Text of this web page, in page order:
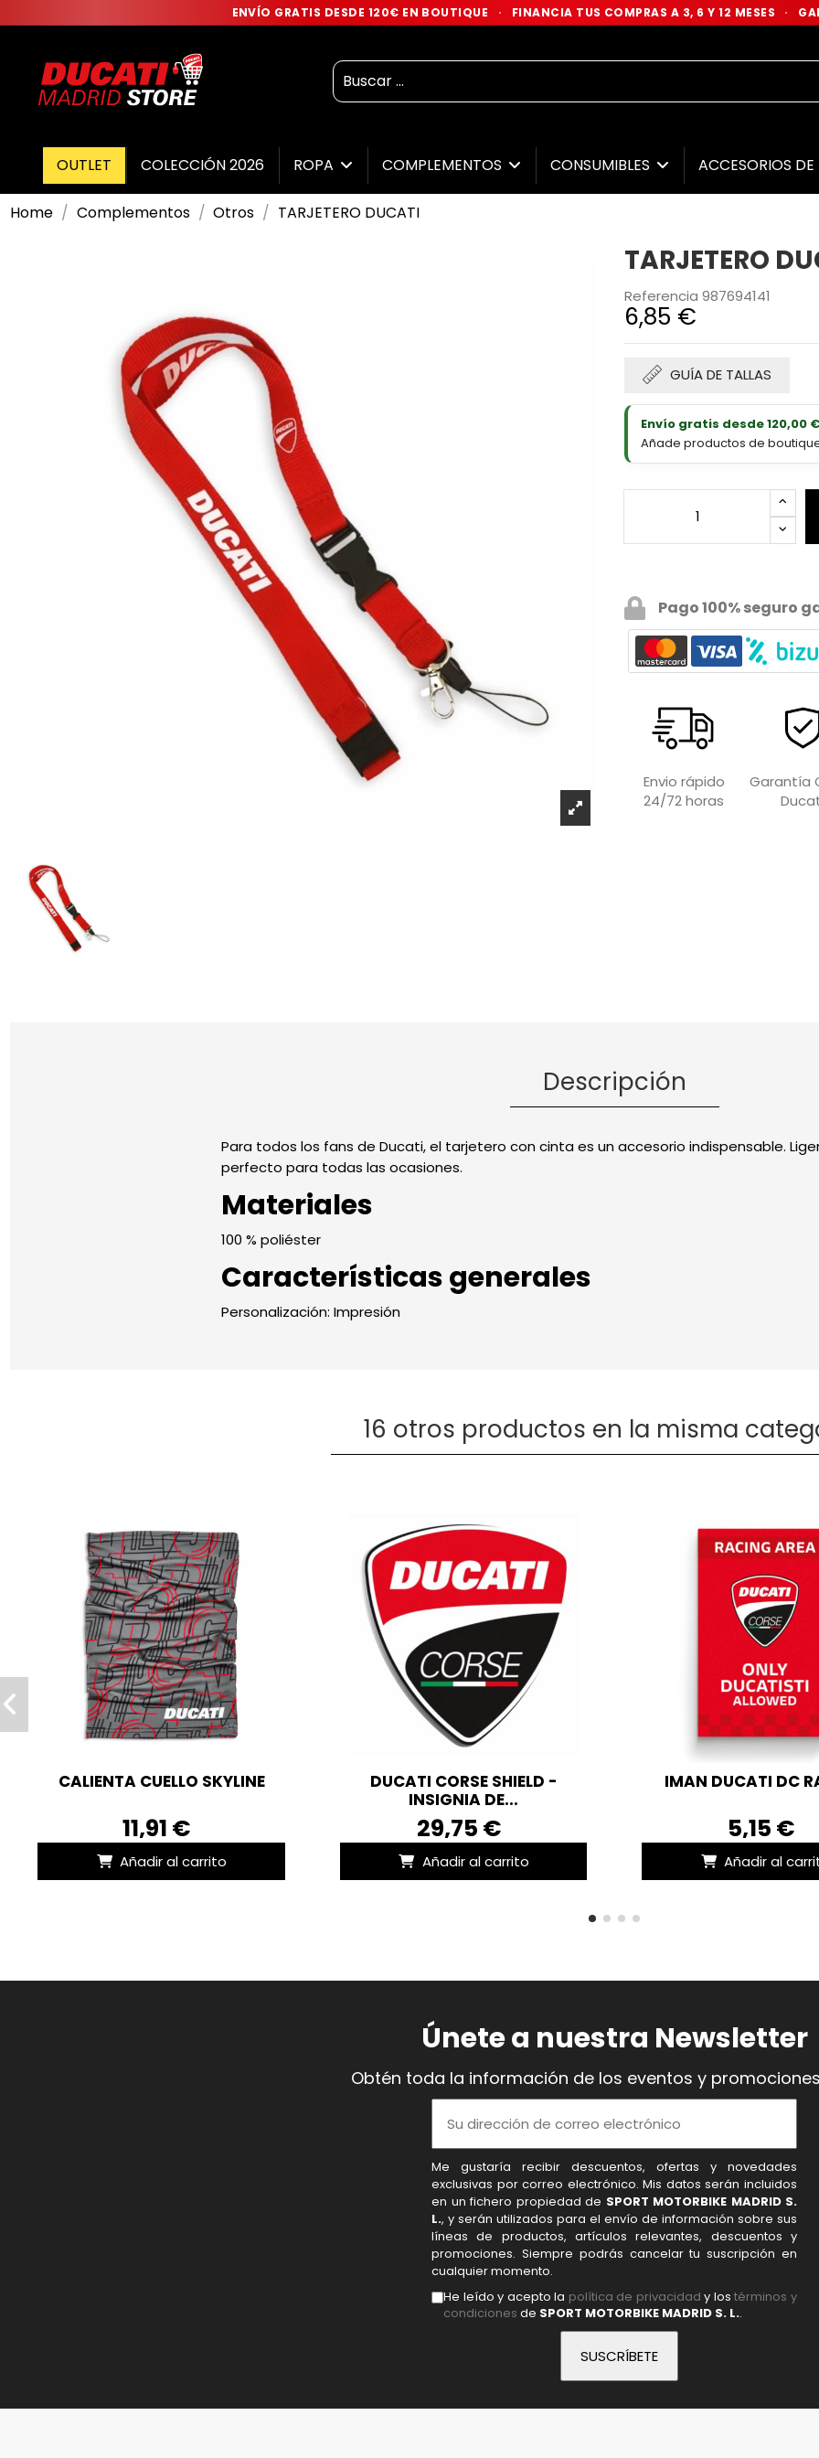
ENVÍO GRATIS DESDE 120€ EN BOUTIQUE · FINANCIA TUS COMPRAS A 3, 6 Y 12 MESES ·
OUTLET COLECCIÓN 2026 ROPA COMPLEMENTOS CONSUMIBLES ACCESORIOS
Home Complementos Otros TARJETERO DUCATI
TARJETERO
Referencia 987694141
6,85 €
GUÍA DE TALLAS
Envío gratis desde 120,00
Añade productos de
Pago 100% seguro
Envio rápido
24/72 horas
Garantía
Descripción
Para todos los fans de Ducati, el tarjetero con cinta es un accesorio indispensable.
perfecto para todas las ocasiones.
Materiales
100 % poliéster
Características generales
Personalización: Impresión
16 otros productos en la misma
CALIENTA CUELLO SKYLINE
11,91 €
Añadir al carrito
DUCATI CORSE SHIELD -
INSIGNIA DE...
29,75 €
Añadir al carrito
IMAN DUCATI DC
5,15 €
Añadir al
Únete a nuestra Newsletter
Obtén toda la información de los eventos y
Me gustaría recibir descuentos, ofertas y novedades
exclusivas por correo electrónico. Mis datos serán incluidos
en un fichero propiedad de SPORT MOTORBIKE MADRID S.
L., y serán utilizados para el envío de información sobre sus
líneas de productos, artículos relevantes, descuentos y
promociones. Siempre podrás cancelar tu suscripción en
cualquier momento.
He leído y acepto la política de privacidad y lostérminos y
condiciones de SPORT MOTORBIKE MADRID S. L..